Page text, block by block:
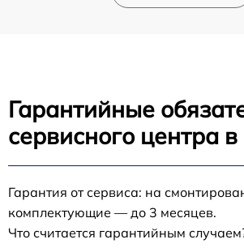
Гарантийные
сервисного центра
Гарантия от сервиса: на
комплектующие — до 3 месяцев.
Что считается гарантийным